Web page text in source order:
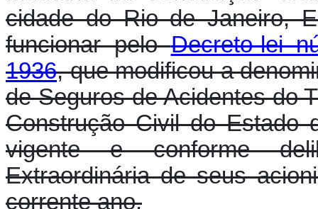
cidade do Rio de Janeiro,
funcionar peloDecreto-lei
1936, que modificou a
de Seguros de Acidentes do
Construção Civil do Estado
vigente e conforme
Extraordinária de seus
corrente ano.